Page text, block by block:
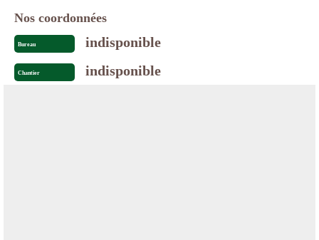
Nos coordonnées
Bureau indisponible
Chantier indisponible